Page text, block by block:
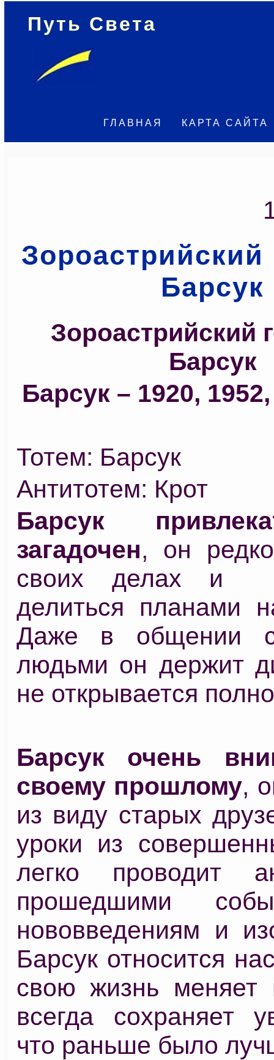
Путь Света
ГЛАВНАЯ КАРТА САЙТА
Зороастрийский
Барсук
Зороастрийский
Барсук
Барсук – 1920,
Тотем: Барсук
Антитотем: Крот
Барсук
загадочен, он
своих делах и
делиться планами
Даже в общении с
людьми он держит
не открывается
Барсук очень
своему прошлому,
из виду старых
уроки из
легко проводит
прошедшими
нововведениям и
Барсук относится
свою жизнь меняет
всегда сохраняет
что раньше было